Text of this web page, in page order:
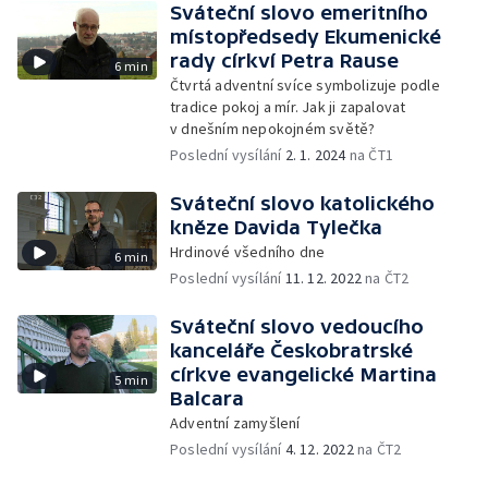
6 min
Sváteční slovo emeritního
místopředsedy Ekumenické
rady církví Petra Rause
Čtvrtá adventní svíce symbolizuje podle
tradice pokoj a mír. Jak ji zapalovat
v dnešním nepokojném světě?
Poslední vysílání 2. 1. 2024na ČT1
6 min
Sváteční slovo katolického
kněze Davida Tylečka
Hrdinové všedního dne
Poslední vysílání11. 12. 2022na ČT2
5 min
Sváteční slovo vedoucího
kanceláře Českobratrské
církve evangelické Martina
Balcara
Adventní zamyšlení
Poslední vysílání4. 12. 2022na ČT2